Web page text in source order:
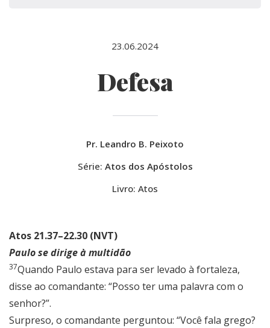
23.06.2024
Defesa
Pr. Leandro B. Peixoto
Série: Atos dos Apóstolos
Livro: Atos
Atos 21.37–22.30 (NVT)
Paulo se dirige à multidão
37Quando Paulo estava para ser levado à fortaleza,
disse ao comandante: “Posso ter uma palavra com o
senhor?”.
Surpreso, o comandante perguntou: “Você fala grego?